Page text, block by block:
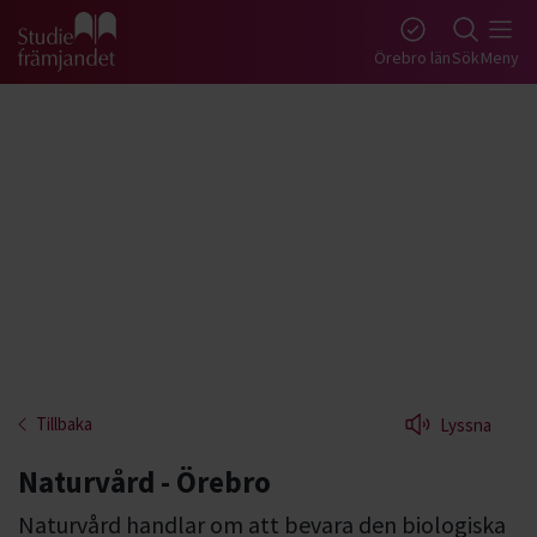
Gå till studiefrämjandets startsida Örebro länSökMeny
Tillbaka Lyssna
Naturvård - Örebro
Naturvård handlar om att bevara den biologiska